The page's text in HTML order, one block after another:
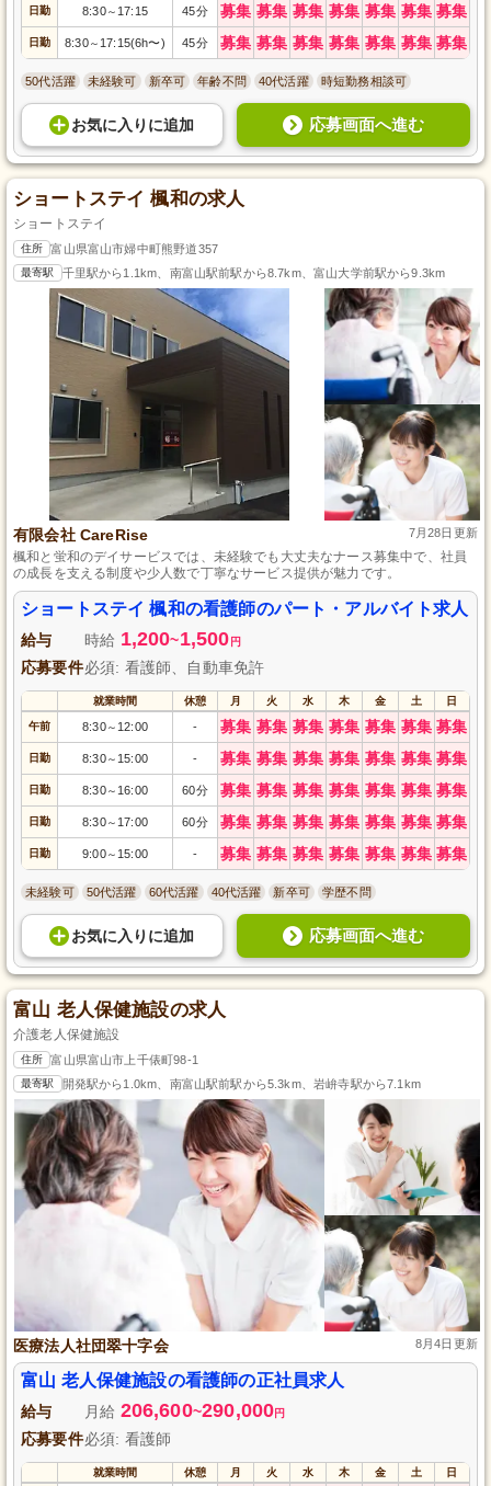
日勤 8:30～ 17:15 45分 募集 募集 募集 募集 募集 募集 募集
日勤 8:30～ 17:15(6h〜) 45分 募集 募集 募集 募集 募集 募集 募集
50代活躍 未経験可 新卒可 年齢不問 40代活躍 時短勤務相談可
お気に入り に追加 応募画面へ進む
ショートステイ 楓和の求人
ショートステイ
住所 富山県富山市婦中町熊野道357
最寄駅 千里駅から1.1km、南富山駅前駅から8.7km、富山大学前駅から9.3km
有限会社 CareRise 7月28日更新
楓和と蛍和のデイサービスでは、未経験でも大丈夫なナース募集中で、社員
の成長を支える制度や少人数で丁寧なサービス提供が魅力です。
ショートステイ 楓和の看護師のパート・アルバイト求人
給与 時給 1,200~1,500 円
応募要件必須: 看護師、自動車免許
就業時間 休憩 月 火 水 木 金 土 日
午前 8:30～ 12:00 - 募集 募集 募集 募集 募集 募集 募集
日勤 8:30～ 15:00 - 募集 募集 募集 募集 募集 募集 募集
日勤 8:30～ 16:00 60分 募集 募集 募集 募集 募集 募集 募集
日勤 8:30～ 17:00 60分 募集 募集 募集 募集 募集 募集 募集
日勤 9:00～ 15:00 - 募集 募集 募集 募集 募集 募集 募集
未経験可 50代活躍 60代活躍 40代活躍 新卒可 学歴不問
お気に入り に追加 応募画面へ進む
富山 老人保健施設の求人
介護老人保健施設
住所 富山県富山市上千俵町98-1
最寄駅 開発駅から1.0km、南富山駅前駅から5.3km、岩峅寺駅から7.1km
医療法人社団翠十字会 8月4日更新
富山 老人保健施設の看護師の正社員求人
給与 月給 206,600~290,000円
応募要件必須: 看護師
就業時間 休憩 月 火 水 木 金 土 日